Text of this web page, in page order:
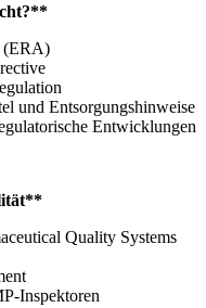
(ERA)
und Entsorgungshinweise
Entwicklungen
Quality Systems
Inspektoren